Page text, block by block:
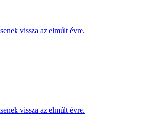
vissza az elmúlt évre.
vissza az elmúlt évre.